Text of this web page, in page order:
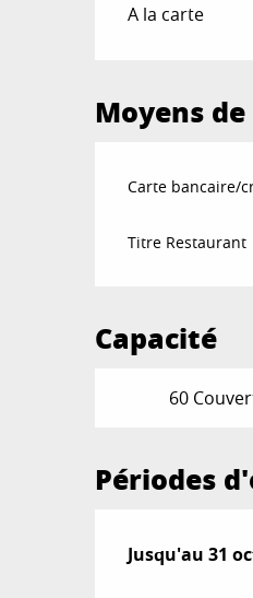
A la carte
Moyens
Carte bancaire/
Titre Restaurant
Capacité
60
Périodes
Du10 février
Jusqu'au 31